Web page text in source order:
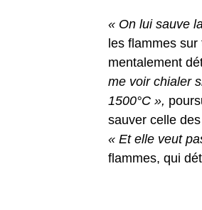
« On lui sauve
les flammes
mentalement
me voir chialer
1500°C »,
sauver celle
« Et elle veut
flammes, qui